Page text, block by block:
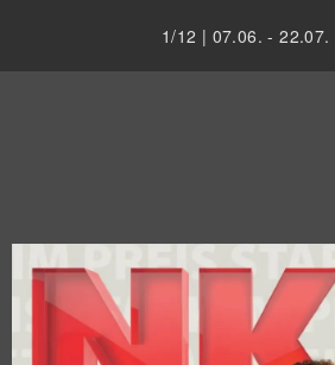
1/12 | 07.06. -22.07.